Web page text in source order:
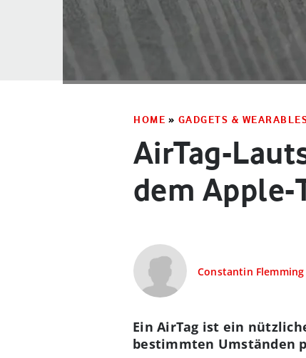
HOME » GADGETS &
AirTag-
dem Apple-
Constantin Flemming
Ein AirTag ist ein
bestimmten Umständen